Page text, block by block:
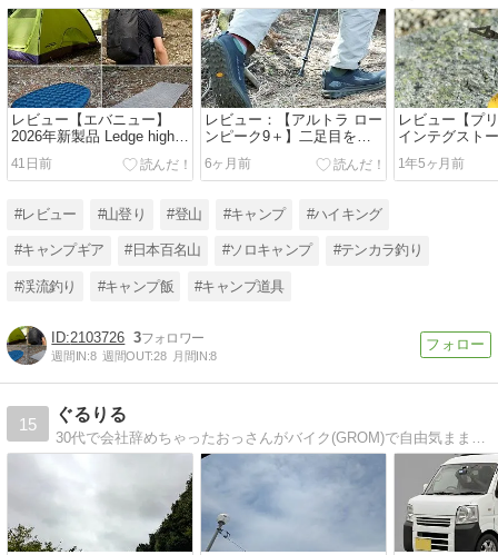
レビュー【エバニュー】
2026年新製品 Ledge highat
/ carbon、SENDER 01、
CORE REST zzz
100 T14/9
41日前
レビュー：【アルトラ ロー
ンピーク9＋】二足目を購
入するほど山も街も欠かせ
なくなったベストシューズ
6ヶ月前
レビュー【プ
インテグスト
境・悪天候で
ストーブ
1年5ヶ月前
#レビュー #山登り #登山 #キャンプ #ハイキング
#キャンプギア #日本百名山 #ソロキャンプ #テンカラ釣り
#渓流釣り #キャンプ飯 #キャンプ道具
2103726 3
週間IN:8 週間OUT:28 月間IN:8
15
ぐるりる